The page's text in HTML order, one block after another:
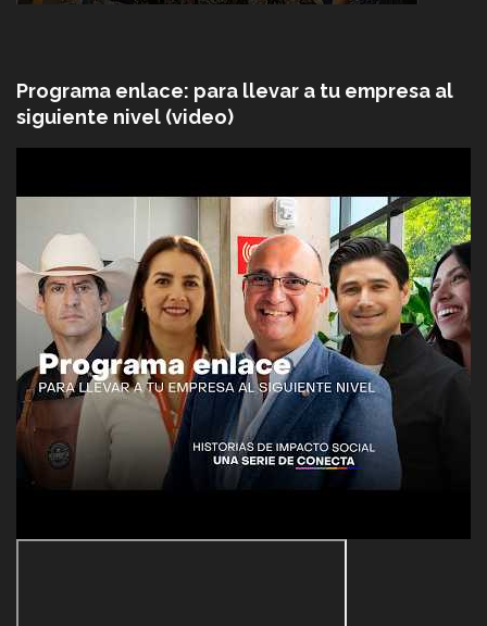
Programa enlace: para llevar a tu empresa al
siguiente nivel (video)